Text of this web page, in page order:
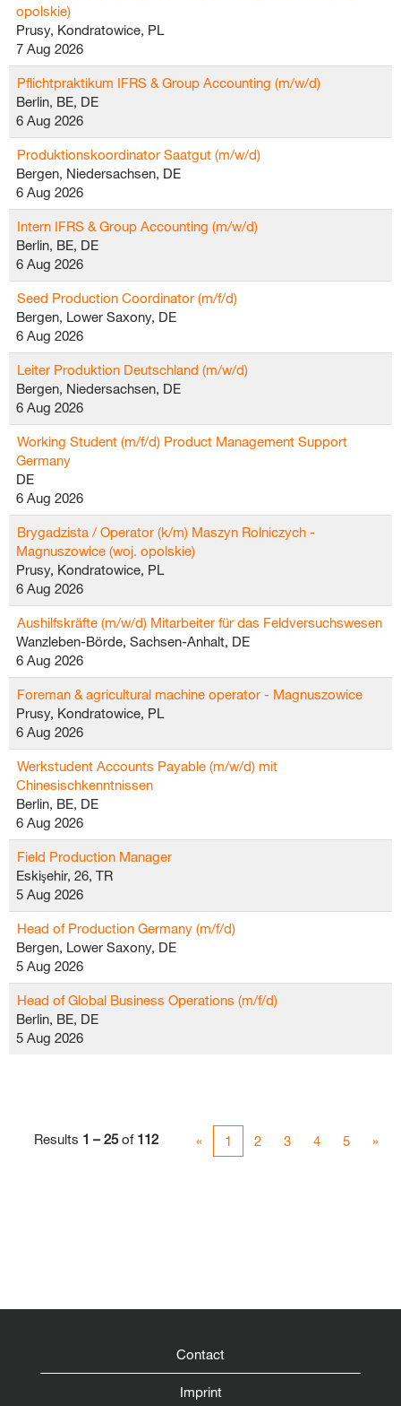
opolskie)
Prusy, Kondratowice, PL
7 Aug 2026
Pflichtpraktikum IFRS & Group Accounting (m/w/d)
Berlin, BE, DE
6 Aug 2026
Produktionskoordinator Saatgut (m/w/d)
Bergen, Niedersachsen, DE
6 Aug 2026
Intern IFRS & Group Accounting (m/w/d)
Berlin, BE, DE
6 Aug 2026
Seed Production Coordinator (m/f/d)
Bergen, Lower Saxony, DE
6 Aug 2026
Leiter Produktion Deutschland (m/w/d)
Bergen, Niedersachsen, DE
6 Aug 2026
Working Student (m/f/d) Product Management Support
Germany
DE
6 Aug 2026
Brygadzista / Operator (k/m) Maszyn Rolniczych -
Magnuszowice (woj. opolskie)
Prusy, Kondratowice, PL
6 Aug 2026
Aushilfskräfte (m/w/d) Mitarbeiter für das Feldversuchswesen
Wanzleben-Börde, Sachsen-Anhalt, DE
6 Aug 2026
Foreman & agricultural machine operator - Magnuszowice
Prusy, Kondratowice, PL
6 Aug 2026
Werkstudent Accounts Payable (m/w/d) mit
Chinesischkenntnissen
Berlin, BE, DE
6 Aug 2026
Field Production Manager
Eskişehir, 26, TR
5 Aug 2026
Head of Production Germany (m/f/d)
Bergen, Lower Saxony, DE
5 Aug 2026
Head of Global Business Operations (m/f/d)
Berlin, BE, DE
5 Aug 2026
Results 1 – 25of 112 « 1 2 3 4 5 »
Contact
Imprint